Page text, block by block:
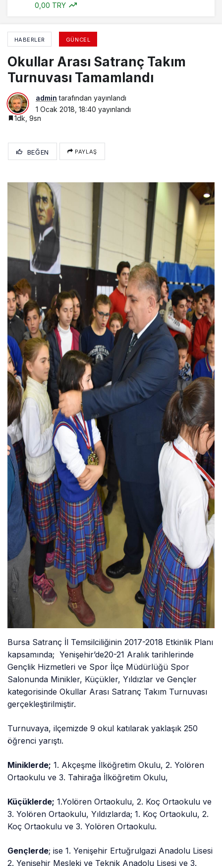
0,00 TRY
HABERLER GÜNCEL
Okullar Arası Satranç Takım
Turnuvası Tamamlandı
admin tarafından yayınlandı
1 Ocak 2018, 18:40 yayınlandı
1dk, 9sn
BEĞEN PAYLAŞ
Bursa Satranç İl Temsilciliğinin 2017-2018 Etkinlik Planı
kapsamında; Yenişehir’de20-21 Aralık tarihlerinde
Gençlik Hizmetleri ve Spor İlçe Müdürlüğü Spor
Salonunda Minikler, Küçükler, Yıldızlar ve Gençler
kategorisinde Okullar Arası Satranç Takım Turnuvası
gerçekleştirilmiştir.
Turnuvaya, ilçemizde 9 okul katılarak yaklaşık 250
öğrenci yarıştı.
Miniklerde; 1. Akçeşme İlköğretim Okulu, 2. Yolören
Ortaokulu ve 3. Tahirağa İlköğretim Okulu,
Küçüklerde; 1.Yolören Ortaokulu, 2. Koç Ortaokulu ve
3. Yolören Ortaokulu, Yıldızlarda; 1. Koç Ortaokulu, 2.
Koç Ortaokulu ve 3. Yolören Ortaokulu.
Gençlerde; ise 1. Yenişehir Ertuğrulgazi Anadolu Lisesi
2. Yenişehir Mesleki ve Teknik Anadolu Lisesi ve 3.